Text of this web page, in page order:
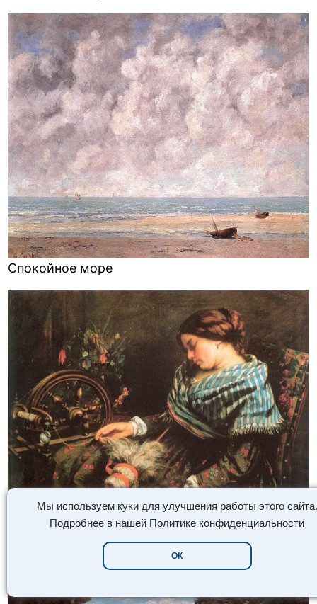
Мы используем куки для улучшения работы этого сайта.
Подробнее в нашей Политике конфиденциальности
ОК
Спокойное море
Спящая прядильщица